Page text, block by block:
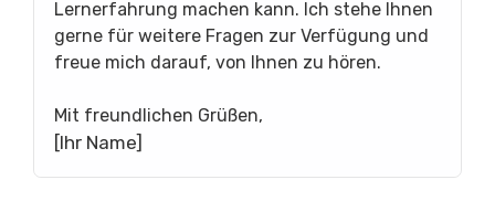
Lernerfahrung machen kann. Ich stehe Ihnen
gerne für weitere Fragen zur Verfügung und
freue mich darauf, von Ihnen zu hören.
Mit freundlichen Grüßen,
[Ihr Name]